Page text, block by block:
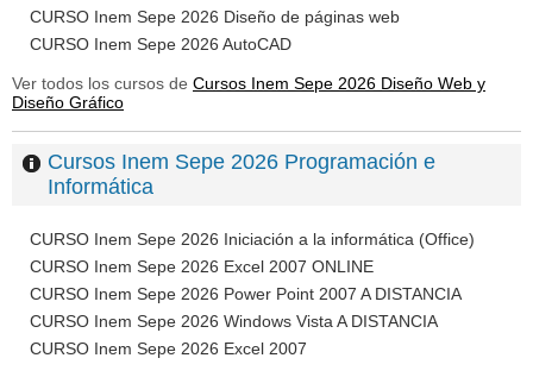
CURSO Inem Sepe 2026 Diseño de páginas web
CURSO Inem Sepe 2026 AutoCAD
Ver todos los cursos de Cursos Inem Sepe 2026 Diseño Web y
Diseño Gráfico
Cursos Inem Sepe 2026 Programación e
Informática
CURSO Inem Sepe 2026 Iniciación a la informática (Office)
CURSO Inem Sepe 2026 Excel 2007 ONLINE
CURSO Inem Sepe 2026 Power Point 2007 A DISTANCIA
CURSO Inem Sepe 2026 Windows Vista A DISTANCIA
CURSO Inem Sepe 2026 Excel 2007